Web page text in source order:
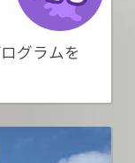
グラムを